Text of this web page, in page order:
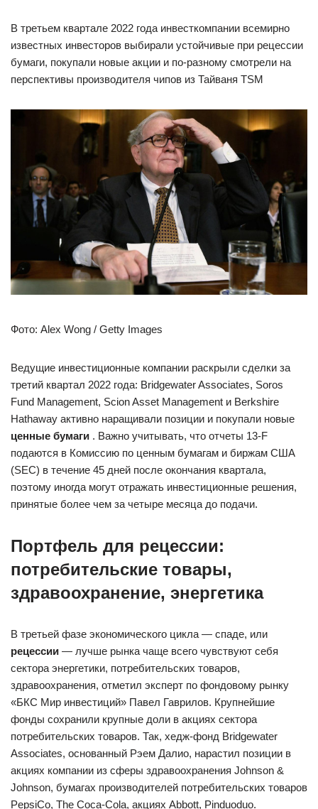
В третьем квартале 2022 года инвесткомпании всемирно
известных инвесторов выбирали устойчивые при рецессии
бумаги, покупали новые акции и по-разному смотрели на
перспективы производителя чипов из Тайваня TSM
Фото: Alex Wong / Getty Images
Ведущие инвестиционные компании раскрыли сделки за
третий квартал 2022 года: Bridgewater Associates, Soros
Fund Management, Scion Asset Management и Berkshire
Hathaway активно наращивали позиции и покупали новые
ценные бумаги . Важно учитывать, что отчеты 13-F
подаются в Комиссию по ценным бумагам и биржам США
(SEC) в течение 45 дней после окончания квартала,
поэтому иногда могут отражать инвестиционные решения,
принятые более чем за четыре месяца до подачи.
Портфель для рецессии:
потребительские товары,
здравоохранение, энергетика
В третьей фазе экономического цикла — спаде, или
рецессии — лучше рынка чаще всего чувствуют себя
сектора энергетики, потребительских товаров,
здравоохранения, отметил эксперт по фондовому рынку
«БКС Мир инвестиций» Павел Гаврилов. Крупнейшие
фонды сохранили крупные доли в акциях сектора
потребительских товаров. Так, хедж-фонд Bridgewater
Associates, основанный Рэем Далио, нарастил позиции в
акциях компании из сферы здравоохранения Johnson &
Johnson, бумагах производителей потребительских товаров
PepsiCo, The Coca-Cola, акциях Abbott, Pinduoduo.